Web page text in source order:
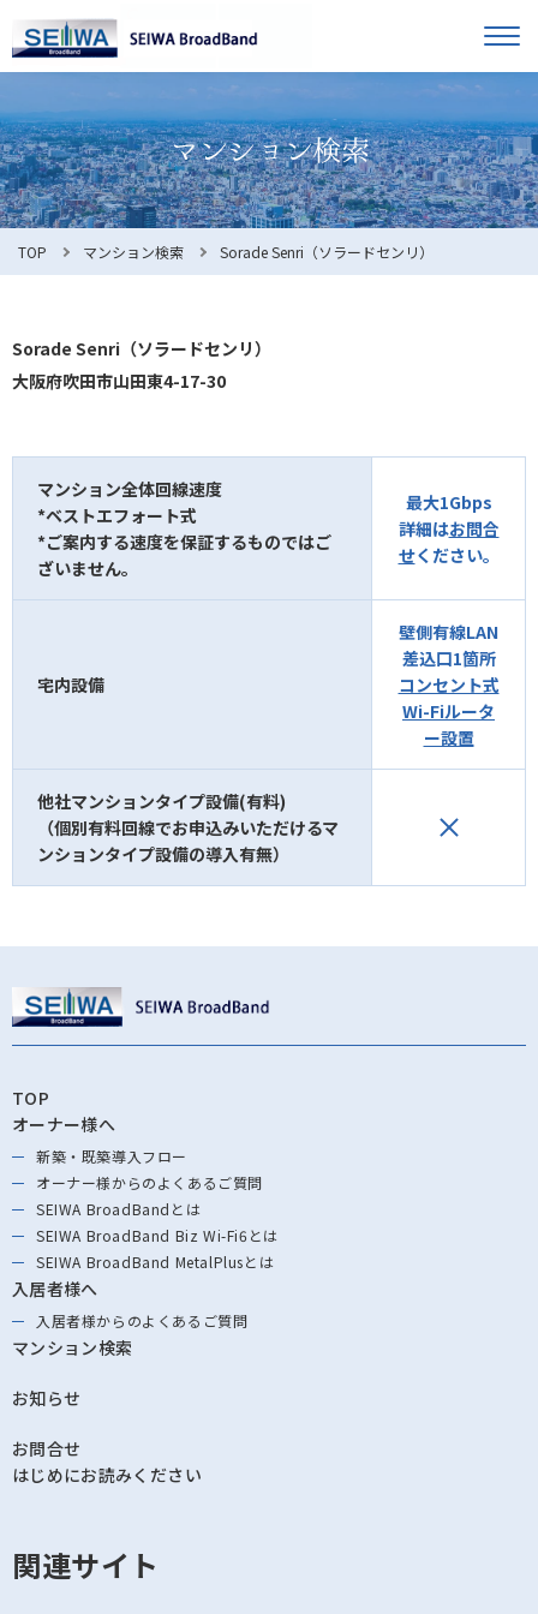
オーナー様へ
入居者様へ
お知らせ
利用規約
お問合せ マンション検索
TOP マンション検索 Sorade Senri（ソラードセンリ）
Sorade Senri（ソラードセンリ）
大阪府吹田市山田東4-17-30
マンション全体回線速度
*ベストエフォート式
*ご案内する速度を保証するものではご
ざいません。
最大1Gbps
詳細はお問合
せください。
宅内設備
壁側有線LAN
差込口1箇所
コンセント式
Wi-Fiルータ
ー設置
他社マンションタイプ設備(有料)
（個別有料回線でお申込みいただけるマ
ンションタイプ設備の導入有無）
TOP
オーナー様へ
新築・既築導⼊フロー
オーナー様からのよくあるご質問
SEIWA BroadBandとは
SEIWA BroadBand Biz Wi-Fi6とは
SEIWA BroadBand MetalPlusとは
入居者様へ
入居者様からのよくあるご質問
マンション検索
お知らせ
お問合せ
はじめにお読みください
関連サイト